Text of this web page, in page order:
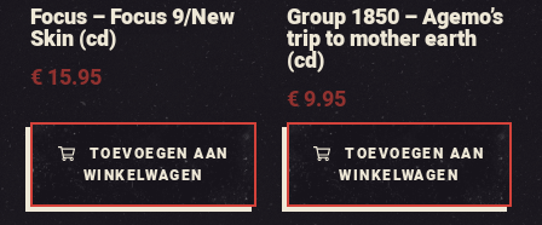
Focus – Focus 9/New
Skin (cd)
€15.95
TOEVOEGEN AAN
WINKELWAGEN
Group 1850 – Agemo’s
trip to mother earth
(cd)
€9.95
TOEVOEGEN AAN
WINKELWAGEN